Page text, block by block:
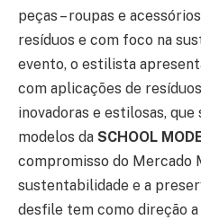
peças – roupas e
resíduos e com foco na
evento, o estilista
com aplicações de
inovadoras e estilosas,
modelos da SCHOOL
compromisso do Mercado
sustentabilidade e a
desfile tem como direção a